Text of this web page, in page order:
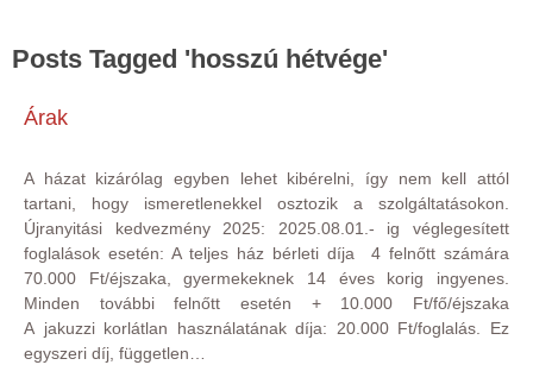
Posts Tagged 'hosszú hétvége'
Árak
A házat kizárólag egyben lehet kibérelni, így nem kell attól
tartani, hogy ismeretlenekkel osztozik a szolgáltatásokon.
Újranyitási kedvezmény 2025: 2025.08.01.- ig véglegesített
foglalások esetén: A teljes ház bérleti díja 4 felnőtt számára
70.000 Ft/éjszaka, gyermekeknek 14 éves korig ingyenes.
Minden további felnőtt esetén + 10.000 Ft/fő/éjszaka
A jakuzzi korlátlan használatának díja: 20.000 Ft/foglalás. Ez
egyszeri díj, független…